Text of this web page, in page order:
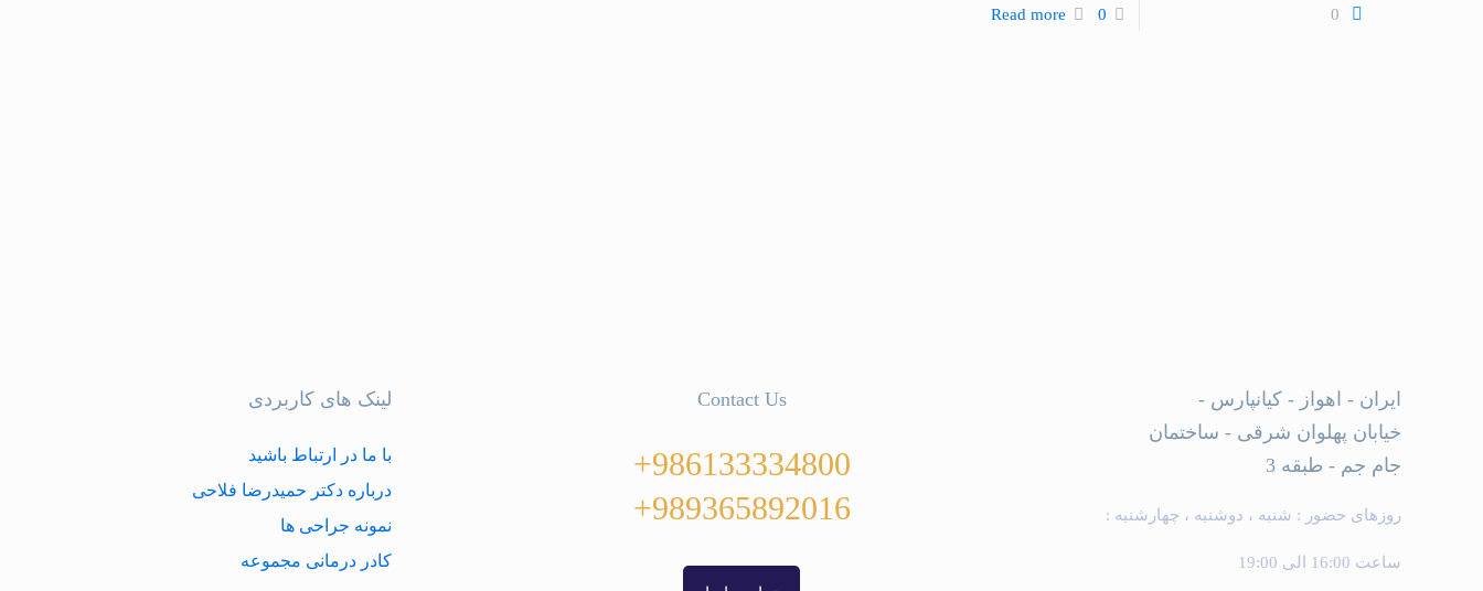
0
0
Read more
ایران - اهواز - کیانپارس -
خیابان پهلوان شرقی - ساختمان
جام جم - طبقه 3
روزهای حضور : شنبه ، دوشنبه ، چهارشنبه :
ساعت 16:00 الی 19:00
Contact Us
986133334800+
989365892016+
لینک های کاربردی
با ما در ارتباط باشید
درباره دکتر حمیدرضا فلاحی
نمونه جراحی ها
کادر درمانی مجموعه